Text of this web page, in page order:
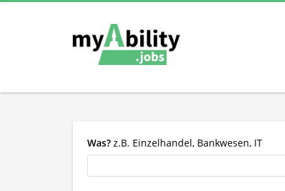
Was? z.B. Einzelhandel, Bankwesen, IT